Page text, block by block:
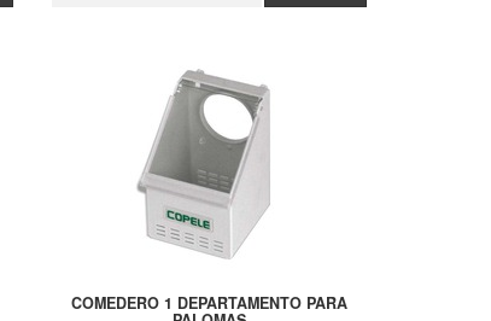
COMEDERO 1 DEPARTAMENTO PARA